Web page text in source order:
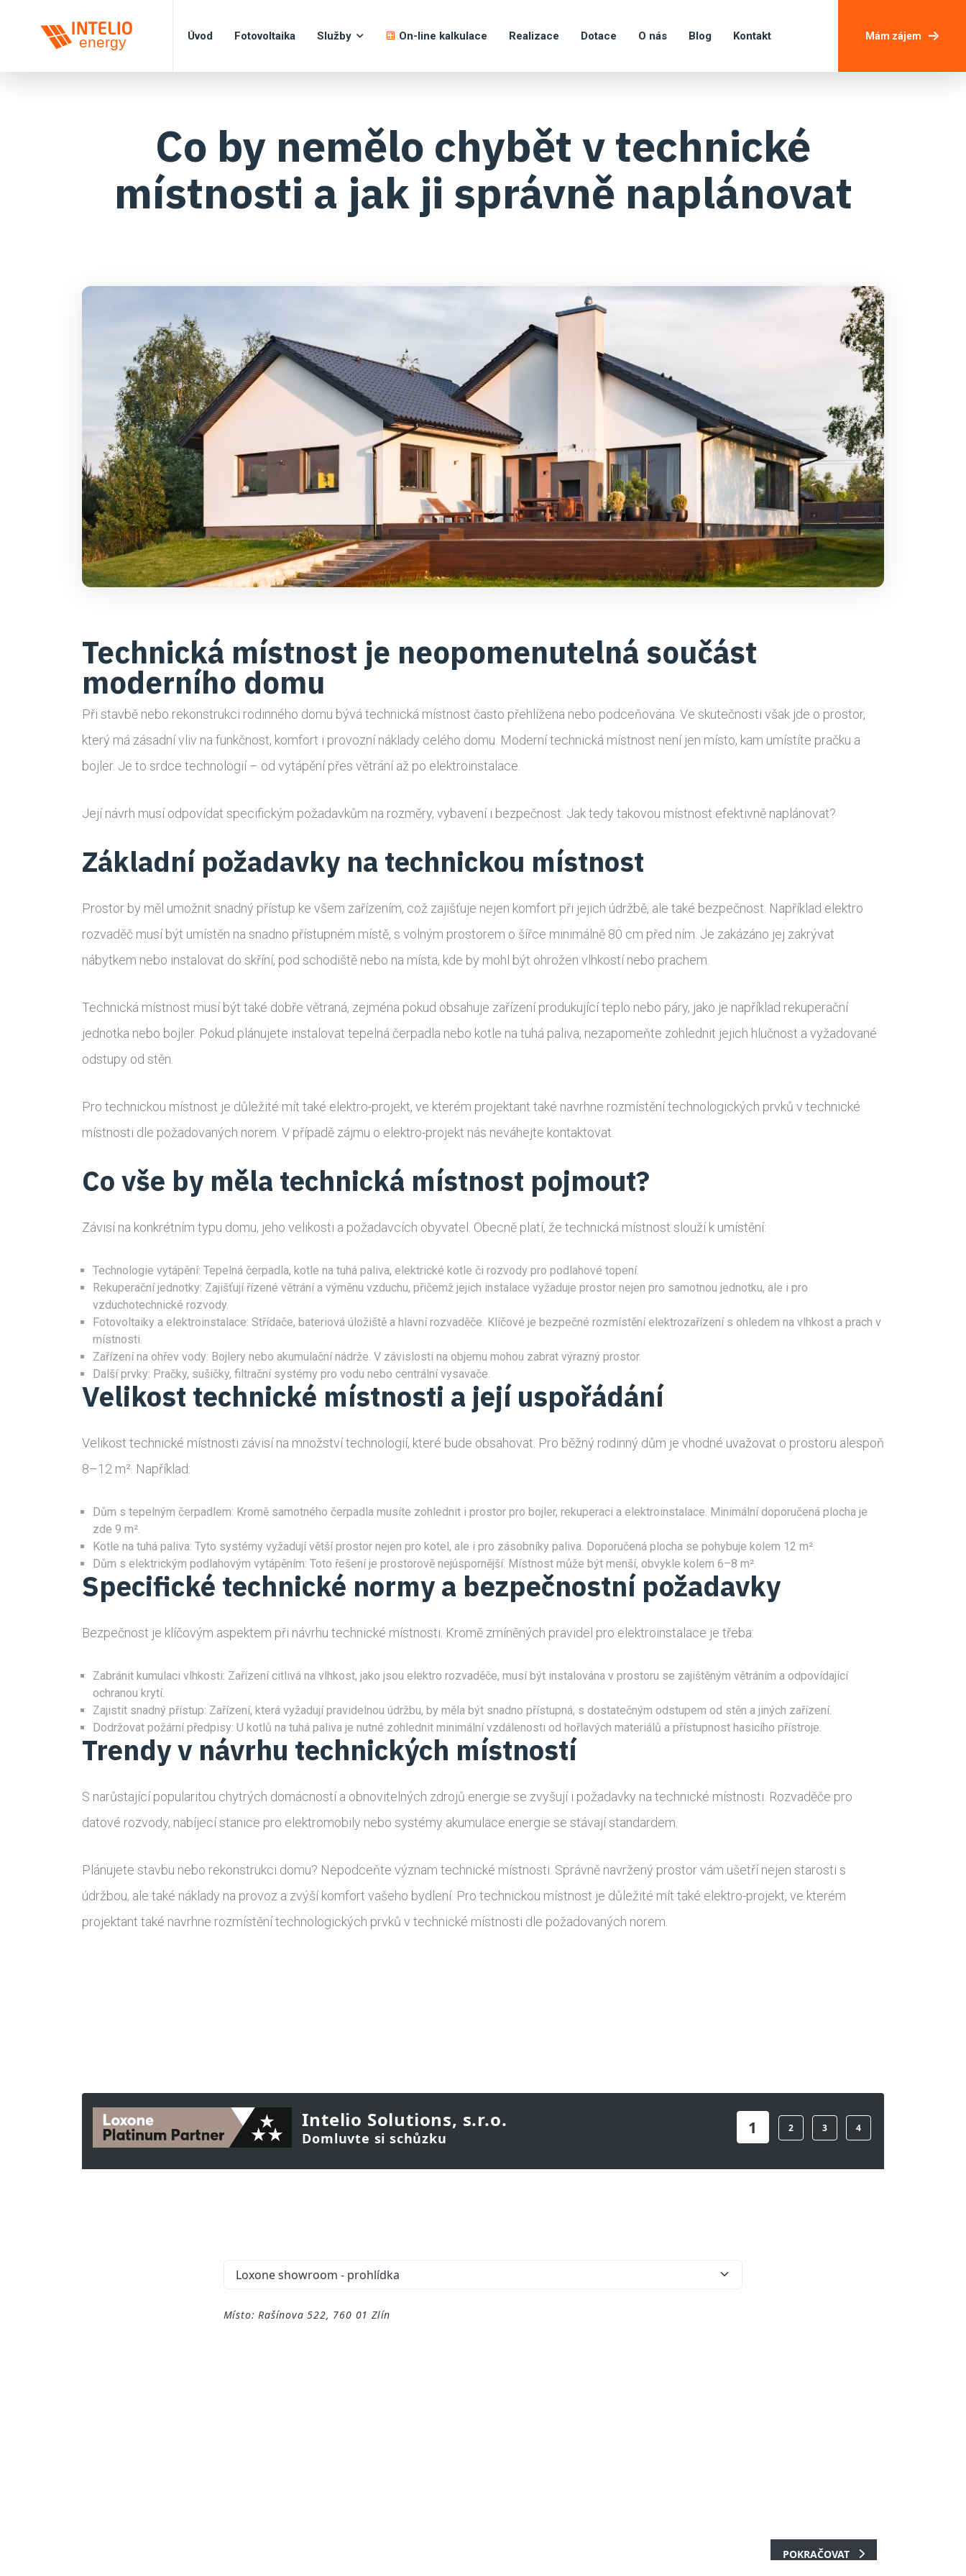
Úvod Fotovoltaika Služby On-line kalkulace Realizace Dotace O nás Blog Kontakt Mám zájem
Co by nemělo chybět v technické
místnosti a jak ji správně naplánovat
Technická místnost je neopomenutelná součást
moderního domu
Při stavbě nebo rekonstrukci rodinného domu bývá technická místnost často přehlížena nebo podceňována. Ve skutečnosti však jde o prostor,
který má zásadní vliv na funkčnost, komfort i provozní náklady celého domu. Moderní technická místnost není jen místo, kam umístíte pračku a
bojler. Je to srdce technologií – od vytápění přes větrání až po elektroinstalace.
Její návrh musí odpovídat specifickým požadavkům na rozměry, vybavení i bezpečnost. Jak tedy takovou místnost efektivně naplánovat?
Základní požadavky na technickou místnost
Prostor by měl umožnit snadný přístup ke všem zařízením, což zajišťuje nejen komfort při jejich údržbě, ale také bezpečnost. Například elektro
rozvaděč musí být umístěn na snadno přístupném místě, s volným prostorem o šířce minimálně 80 cm před ním. Je zakázáno jej zakrývat
nábytkem nebo instalovat do skříní, pod schodiště nebo na místa, kde by mohl být ohrožen vlhkostí nebo prachem.
Technická místnost musí být také dobře větraná, zejména pokud obsahuje zařízení produkující teplo nebo páry, jako je například rekuperační
jednotka nebo bojler. Pokud plánujete instalovat tepelná čerpadla nebo kotle na tuhá paliva, nezapomeňte zohlednit jejich hlučnost a vyžadované
odstupy od stěn.
Pro technickou místnost je důležité mít také elektro-projekt, ve kterém projektant také navrhne rozmístění technologických prvků v technické
místnosti dle požadovaných norem. V případě zájmu o elektro-projekt nás neváhejte kontaktovat.
Co vše by měla technická místnost pojmout?
Závisí na konkrétním typu domu, jeho velikosti a požadavcích obyvatel. Obecně platí, že technická místnost slouží k umístění:
Technologie vytápění: Tepelná čerpadla, kotle na tuhá paliva, elektrické kotle či rozvody pro podlahové topení.
Rekuperační jednotky: Zajišťují řízené větrání a výměnu vzduchu, přičemž jejich instalace vyžaduje prostor nejen pro samotnou jednotku, ale i pro
vzduchotechnické rozvody.
Fotovoltaiky a elektroinstalace: Střídače, bateriová úložiště a hlavní rozvaděče. Klíčové je bezpečné rozmístění elektrozařízení s ohledem na vlhkost a prach v
místnosti.
Zařízení na ohřev vody: Bojlery nebo akumulační nádrže. V závislosti na objemu mohou zabrat výrazný prostor.
Další prvky: Pračky, sušičky, filtrační systémy pro vodu nebo centrální vysavače.
Velikost technické místnosti a její uspořádání
Velikost technické místnosti závisí na množství technologií, které bude obsahovat. Pro běžný rodinný dům je vhodné uvažovat o prostoru alespoň
8–12 m². Například:
Dům s tepelným čerpadlem: Kromě samotného čerpadla musíte zohlednit i prostor pro bojler, rekuperaci a elektroinstalace. Minimální doporučená plocha je
zde 9 m².
Kotle na tuhá paliva: Tyto systémy vyžadují větší prostor nejen pro kotel, ale i pro zásobníky paliva. Doporučená plocha se pohybuje kolem 12 m².
Dům s elektrickým podlahovým vytápěním: Toto řešení je prostorově nejúspornější. Místnost může být menší, obvykle kolem 6–8 m².
Specifické technické normy a bezpečnostní požadavky
Bezpečnost je klíčovým aspektem při návrhu technické místnosti. Kromě zmíněných pravidel pro elektroinstalace je třeba:
Zabránit kumulaci vlhkosti: Zařízení citlivá na vlhkost, jako jsou elektro rozvaděče, musí být instalována v prostoru se zajištěným větráním a odpovídající
ochranou krytí.
Zajistit snadný přístup: Zařízení, která vyžadují pravidelnou údržbu, by měla být snadno přístupná, s dostatečným odstupem od stěn a jiných zařízení.
Dodržovat požární předpisy: U kotlů na tuhá paliva je nutné zohlednit minimální vzdálenosti od hořlavých materiálů a přístupnost hasicího přístroje.
Trendy v návrhu technických místností
S narůstající popularitou chytrých domácností a obnovitelných zdrojů energie se zvyšují i požadavky na technické místnosti. Rozvaděče pro
datové rozvody, nabíjecí stanice pro elektromobily nebo systémy akumulace energie se stávají standardem.
Plánujete stavbu nebo rekonstrukci domu? Nepodceňte význam technické místnosti. Správně navržený prostor vám ušetří nejen starosti s
údržbou, ale také náklady na provoz a zvýší komfort vašeho bydlení. Pro technickou místnost je důležité mít také elektro-projekt, ve kterém
projektant také navrhne rozmístění technologických prvků v technické místnosti dle požadovaných norem.